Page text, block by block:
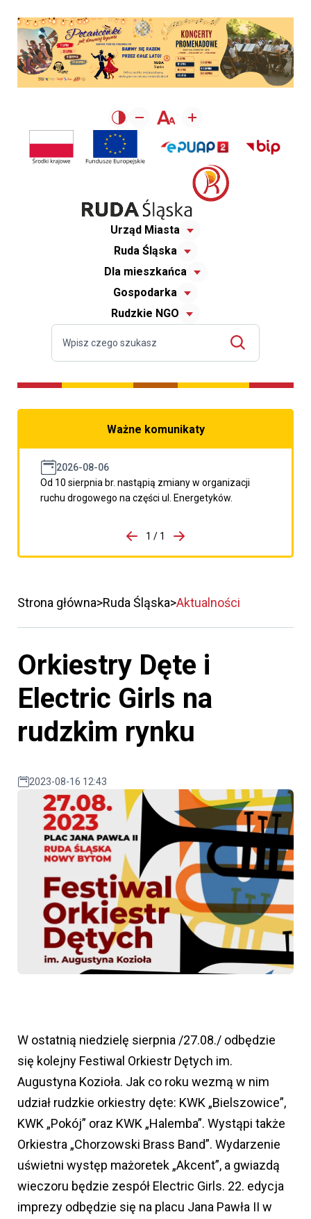
Urząd Miasta
Ruda Śląska
Dla mieszkańca
Gospodarka
Rudzkie NGO
Ważne komunikaty
2026-08-06
Od 10 sierpnia br. nastąpią zmiany w organizacji
ruchu drogowego na części ul. Energetyków.
porzpedniego komunikatu
1 / 1
Przejdź do następnego
Strona główna Ruda Śląska Aktualności
Orkiestry Dęte i
Electric Girls na
rudzkim rynku
2023-08-16 12:43
W ostatnią niedzielę sierpnia /27.08./ odbędzie
się kolejny Festiwal Orkiestr Dętych im.
Augustyna Kozioła. Jak co roku wezmą w nim
udział rudzkie orkiestry dęte: KWK „Bielszowice”,
KWK „Pokój” oraz KWK „Halemba”. Wystąpi także
Orkiestra „Chorzowski Brass Band”. Wydarzenie
uświetni występ mażoretek „Akcent”, a gwiazdą
wieczoru będzie zespół Electric Girls. 22. edycja
imprezy odbędzie się na placu Jana Pawła II w